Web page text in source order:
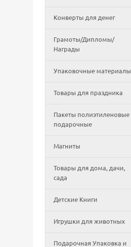
Конверты для денег
Грамоты/Дипломы/
Награды
Упаковочные материалы
Товары для праздника
Пакеты полиэтиленовые
подарочные
Магниты
Товары для дома, дачи,
сада
Детские Книги
Игрушки для животных
Подарочная Упаковка и